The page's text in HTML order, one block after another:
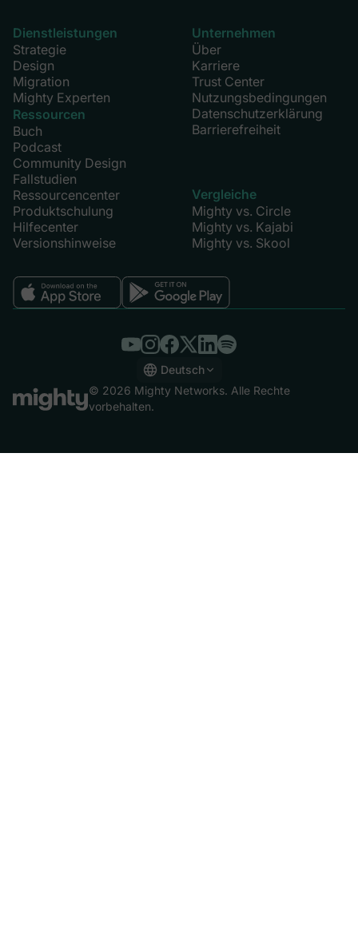
Dienstleistungen
Strategie
Design
Migration
Mighty Experten
Ressourcen
Buch
Podcast
Community Design
Fallstudien
Ressourcencenter
Produktschulung
Hilfecenter
Versionshinweise
Unternehmen
Über
Karriere
Trust Center
Nutzungsbedingungen
Datenschutzerklärung
Barrierefreiheit
Vergleiche
Mighty vs. Circle
Mighty vs. Kajabi
Mighty vs. Skool
Deutsch
English
Español
© 2026 Mighty Networks. Alle Rechte
vorbehalten.